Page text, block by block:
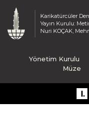
Karikatürcüler
Yayın Kurulu:
Nuri KOÇAK,
Yönetim Kurulu
Müze